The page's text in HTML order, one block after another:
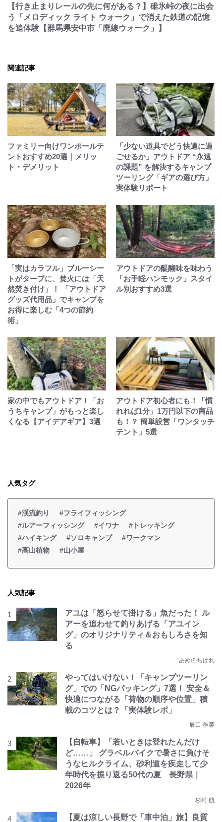
【行き止まりレールの先に何がある？】碓氷峠の夜に出会
う「メロディック ライト ウォーク」で消えた鉄道の記憶
を追体験【群馬県安中市「廃線ウォーク」】
関連記事
ファミリー向けワンポールテ
ントおすすめ20選｜メリッ
ト・デメリット
「少ない道具でどう快適に過
ごせるか」アウトドア “永遠
の課題” を解決するキャンプ
ツーリング「ギアの選び方」
実体験リポート
「実はカラフル」ブルーシー
トがタープに、焚火には「天
然焚き付け」！ 「アウトドア
グッズ代用品」でキャンプを
お得に楽しむ「4つの節約
術」
アウトドアの醍醐味を味わう
「お手軽ハンモック」スタイ
ル別おすすめ3選
家の中でもアウトドア！「お
うちキャンプ」がもっと楽し
くなる【アイデアギア】3選
アウトドア初心者にも！「慣
れれば1分」1万円以下の商品
も！？ 簡単設営「ワンタッチ
テント」5選
人気タグ
#渓流釣り
#フライフィッシング
#ルアーフィッシング
#イワナ
#トレッキング
#ハイキング
#ソロキャンプ
#ワークマン
#高山植物
#山小屋
人気記事
アユは「怒らせて掛ける」魚だった！ ル
アーを追わせて釣りあげる「アユイン
グ」のオリジナリティ＆おもしろさを知
る
あめのちはれ
やってはいけない！「キャンプツーリン
グ」での「NGパッキング」7選！ 安全＆
快適につながる「荷物の順序や位置」積
載のコツとは？「実体験レポ」
辰口 稚菜
【自転車】「若いときは登れたんだけ
ど……」 グラベルバイクで暑さに負けそ
うなヒルクライム、砂利道を疾走して少
年時代を振り返る50代の夏 長野県｜
2026年
杉村 航
【夏は涼しい長野で「車中泊」旅】良質